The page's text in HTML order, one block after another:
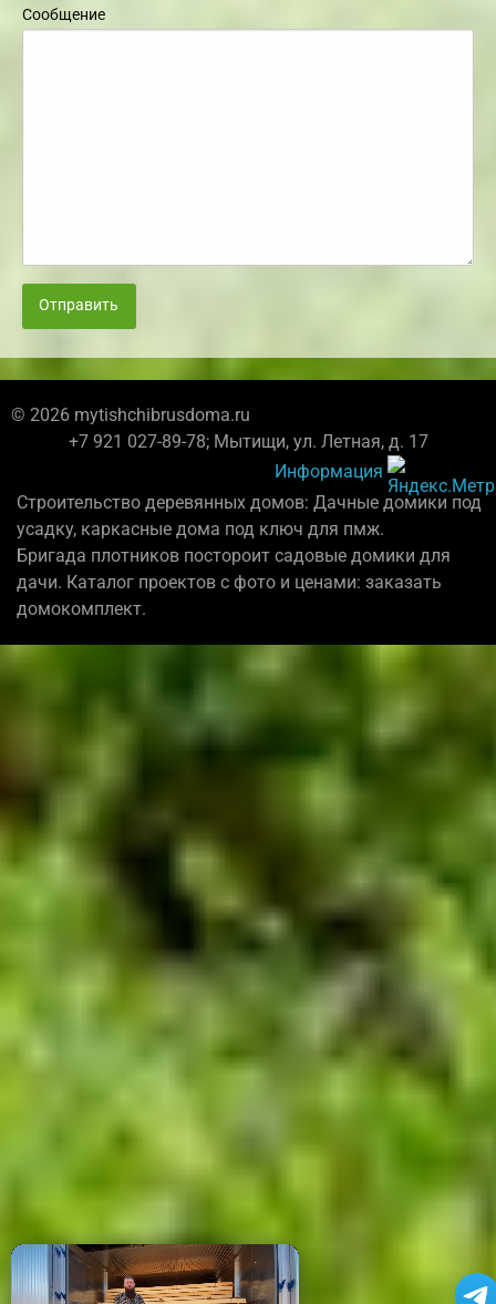
Сообщение
Отправить
© 2026 mytishchibrusdoma.ru
+7 921 027-89-78; Мытищи, ул. Летная, д. 17
Информация
Строительство деревянных домов: Дачные домики под
усадку, каркасные дома под ключ для пмж.
Бригада плотников постороит садовые домики для
дачи. Каталог проектов с фото и ценами: заказать
домокомплект.